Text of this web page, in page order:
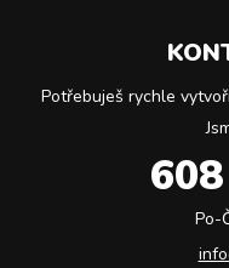
Potřebuješ rychle
Po-